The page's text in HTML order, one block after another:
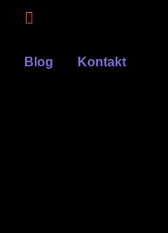
Blog Kontakt